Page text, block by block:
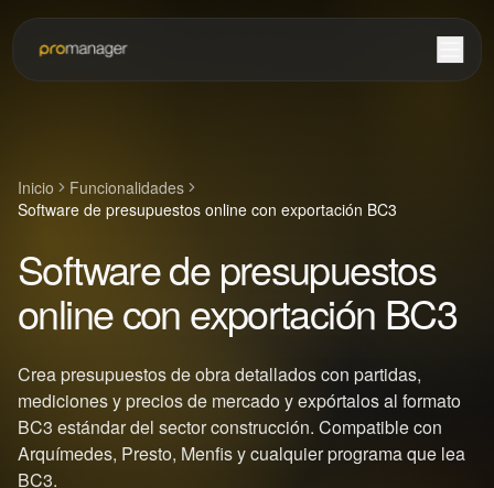
Inicio
Funcionalidades
Software de presupuestos online con exportación BC3
Software de presupuestos
online con exportación BC3
Crea presupuestos de obra detallados con partidas,
mediciones y precios de mercado y expórtalos al formato
BC3 estándar del sector construcción. Compatible con
Arquímedes, Presto, Menfis y cualquier programa que lea
BC3.